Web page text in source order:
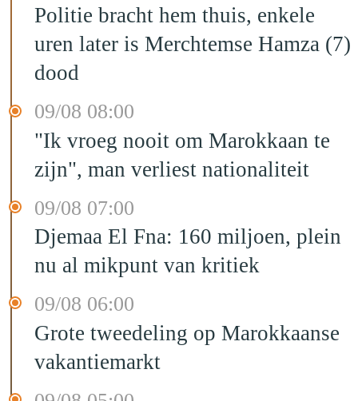
Politie bracht hem thuis, enkele
uren later is Merchtemse Hamza (7)
dood
09/08 08:00
"Ik vroeg nooit om Marokkaan te
zijn", man verliest nationaliteit
09/08 07:00
Djemaa El Fna: 160 miljoen, plein
nu al mikpunt van kritiek
09/08 06:00
Grote tweedeling op Marokkaanse
vakantiemarkt